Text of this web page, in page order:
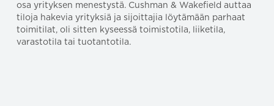
osa yrityksen menestystä. Cushman & Wakefield auttaa
tiloja hakevia yrityksiä ja sijoittajia löytämään parhaat
toimitilat, oli sitten kyseessä toimistotila, liiketila,
varastotila tai tuotantotila.